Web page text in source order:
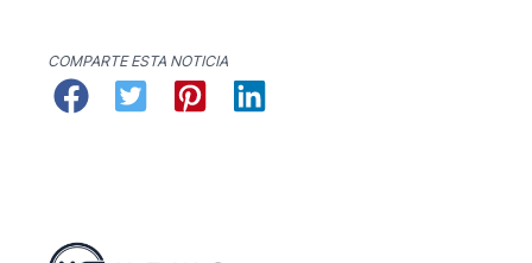
COMPARTE ESTA NOTICIA